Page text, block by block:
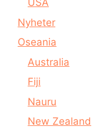
USA
Nyheter
Oseania
Australia
Fiji
Nauru
New Zealand